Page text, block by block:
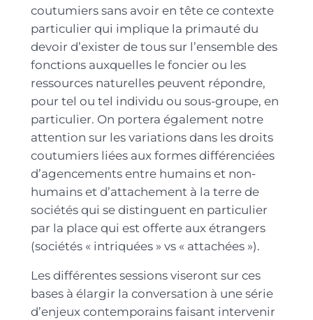
coutumiers sans avoir en tête ce contexte
particulier qui implique la primauté du
devoir d’exister de tous sur l’ensemble des
fonctions auxquelles le foncier ou les
ressources naturelles peuvent répondre,
pour tel ou tel individu ou sous-groupe, en
particulier. On portera également notre
attention sur les variations dans les droits
coutumiers liées aux formes différenciées
d’agencements entre humains et non-
humains et d’attachement à la terre de
sociétés qui se distinguent en particulier
par la place qui est offerte aux étrangers
(sociétés « intriquées » vs « attachées »).
Les différentes sessions viseront sur ces
bases à élargir la conversation à une série
d’enjeux contemporains faisant intervenir